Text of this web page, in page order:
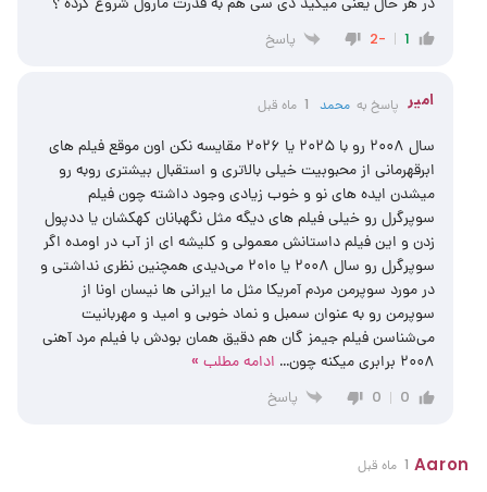
1
-2 پاسخ
امیر پاسخ به محمد 1 ماه قبل
سال ۲۰۰۸ رو با ۲۰۲۵ یا ۲۰۲۶ مقایسه نکن اون موقع فیلم های
ابرقهرمانی از محبوبیت خیلی بالاتری و استقبال بیشتری روبه رو
میشدن ایده های نو و خوب زیادی وجود داشته چون فیلم
سوپرگرل رو خیلی فیلم های دیگه مثل نگهبانان کهکشان یا ددپول
زدن و این فیلم داستانش معمولی و کلیشه ای از آب در اومده اگر
سوپرگرل رو سال ۲۰۰۸ یا ۲۰۱۰ می‌دیدی همچنین نظری نداشتی و
در مورد سوپرمن مردم آمریکا مثل ما ایرانی ها نیسان اونا از
سوپرمن رو به عنوان سمبل و نماد خوبی و امید و مهربانیت
می‌شناسن فیلم جیمز گان هم دقیق همان بودش با فیلم مرد آهنی
۲۰۰۸ برابری میکنه چون
… ادامه مطلب »
0
0 پاسخ
Aaron 1 ماه قبل